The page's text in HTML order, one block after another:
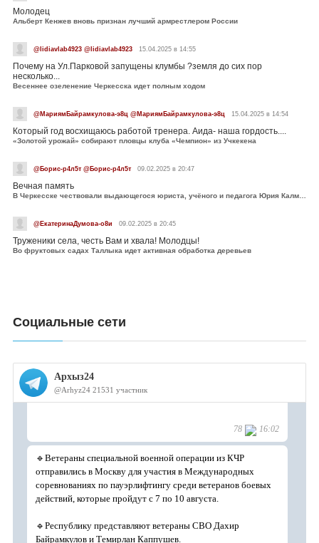
Молодец
Альберт Кенжев вновь признан лучший армрестлером России
@lidiavlab4923 @lidiavlab4923 15.04.2025 в 14:55
Почему на Ул.Парковой запущены клумбы ?земля до сих пор
несколько...
Весеннее озеленение Черкесска идет полным ходом
@МариямБайрамкулова-э8ц @МариямБайрамкулова-э8ц 15.04.2025 в 14:54
Который год восхищаюсь работой тренера. Аида- наша гордость....
«Золотой урожай» собирают пловцы клуба «Чемпион» из Учкекена
@Борис-р4л5т @Борис-р4л5т 09.02.2025 в 20:47
Вечная память
В Черкесске чествовали выдающегося юриста, учёного и педагога Юрия Калмыкова
@ЕкатеринаДумова-о8и 09.02.2025 в 20:45
Труженики села, честь Вам и хвала! Молодцы!
Во фруктовых садах Таллыка идет активная обработка деревьев
Социальные сети